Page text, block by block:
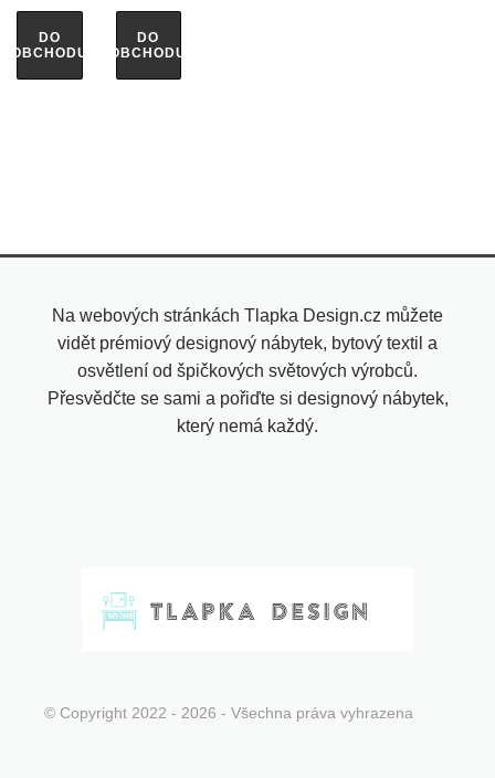
DO
OBCHODU
DO
OBCHODU
Na webových stránkách Tlapka Design.cz můžete
vidět prémiový designový nábytek, bytový textil a
osvětlení od špičkových světových výrobců.
Přesvědčte se sami a pořiďte si designový nábytek,
který nemá každý.
© Copyright 2022 - 2026 - Všechna práva vyhrazena